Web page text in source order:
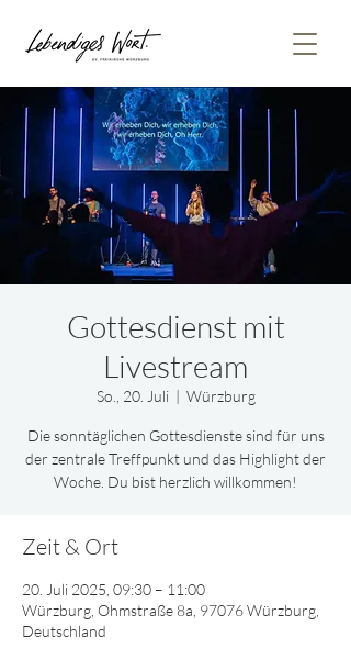
Gottesdienst mit
Livestream
So., 20. Juli
  |
Würzburg
Die sonntäglichen Gottesdienste sind für uns
der zentrale Treffpunkt und das Highlight der
Woche. Du bist herzlich willkommen!
Zeit & Ort
20. Juli 2025, 09:30 – 11:00
Würzburg, Ohmstraße 8a, 97076 Würzburg,
Deutschland